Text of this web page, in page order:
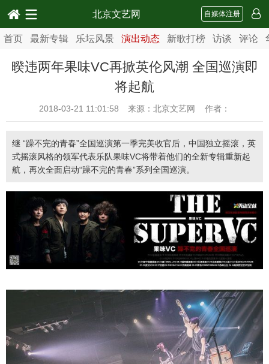
北京文艺网 自媒体注册
首页 最新专辑 乐坛风景 演出动态 新歌打榜 访谈 评论
暌违两年果味VC再掀英伦风潮 全国巡演即
将起航
2018-03-21 11:01:58 来源：北京文艺网 作者：
继 “躁不完的青春”全国巡演第一季完美收官后，中国独立摇滚，英
式摇滚风格的领军代表乐队果味VC将带着他们的全新专辑重新起
航，再次全面启动“躁不完的青春”系列全国巡演。